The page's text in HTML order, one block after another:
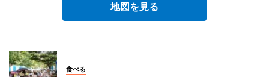
地図を見る
食べる